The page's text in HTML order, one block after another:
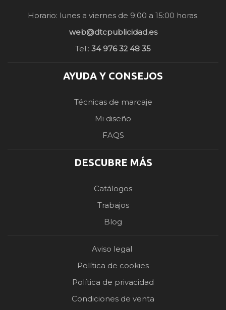
Horario: lunes a viernes de 9:00 a 15:00 horas.
web@dtcpublicidad.es
Tel.: 34 976 32 48 35
AYUDA Y CONSEJOS
Técnicas de marcaje
Mi diseño
FAQS
DESCUBRE MÁS
Catálogos
Trabajos
Blog
Aviso legal
Política de cookies
Política de privacidad
Condiciones de venta